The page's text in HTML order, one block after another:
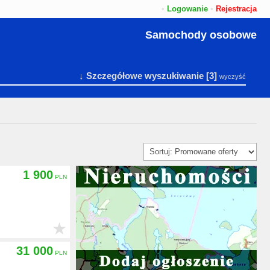
• Logowanie • Rejestracja
Samochody osobowe
↓ Szczegółowe wyszukiwanie[3] wyczyść
1 900
★
31 000